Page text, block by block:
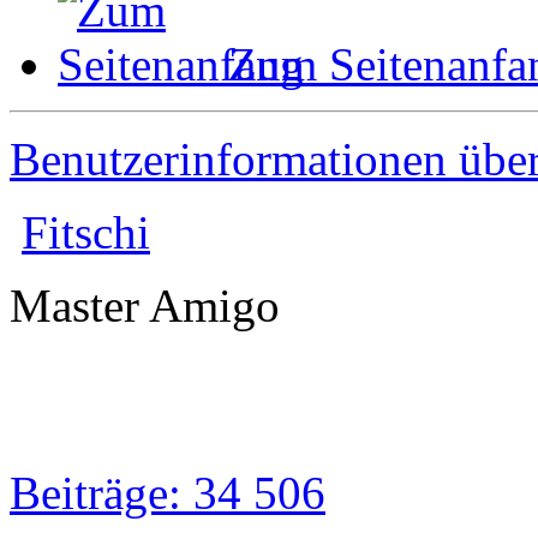
Zum
Benutzerinformationen
Fitschi
Master Amigo
Beiträge: 34 506